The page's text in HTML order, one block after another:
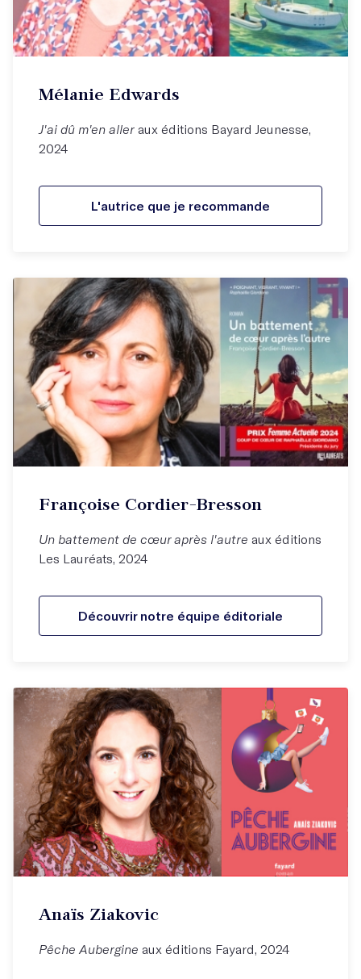
Mélanie Edwards
J'ai dû m'en aller aux éditions Bayard Jeunesse,
2024
L'autrice que je recommande
Françoise Cordier-Bresson
Un battement de cœur après l'autre aux éditions
Les Lauréats, 2024
Découvrir notre équipe éditoriale
Anaïs Ziakovic
Pêche Aubergine aux éditions Fayard, 2024